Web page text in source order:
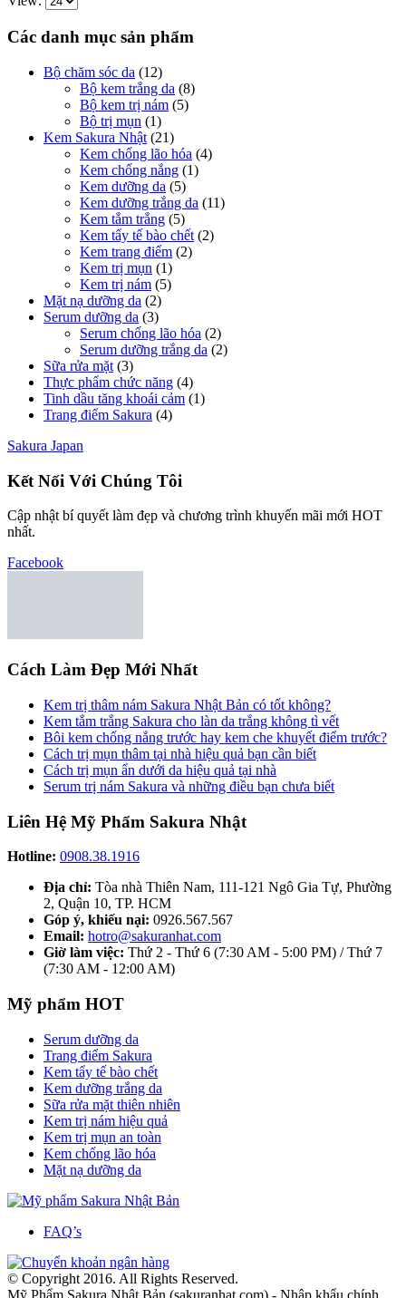
Các danh mục sản phẩm
Bộ chăm sóc da (12)
Bộ kem trắng da (8)
Bộ kem trị nám (5)
Bộ trị mụn (1)
Kem Sakura Nhật (21)
Kem chống lão hóa (4)
Kem chống nắng (1)
Kem dưỡng da (5)
Kem dưỡng trắng da (11)
Kem tắm trắng (5)
Kem tẩy tế bào chết (2)
Kem trang điểm (2)
Kem trị mụn (1)
Kem trị nám (5)
Mặt nạ dưỡng da (2)
Serum dưỡng da (3)
Serum chống lão hóa (2)
Serum dưỡng trắng da (2)
Sữa rửa mặt (3)
Thực phẩm chức năng (4)
Tinh dầu tăng khoái cảm (1)
Trang điểm Sakura (4)
Sakura Japan
Kết Nối Với Chúng Tôi
Cập nhật bí quyết làm đẹp và chương trình khuyến mãi mới HOT
nhất.
Facebook
Cách Làm Đẹp Mới Nhất
Kem trị thâm nám Sakura Nhật Bản có tốt không?
Kem tắm trắng Sakura cho làn da trắng không tì vết
Bôi kem chống nắng trước hay kem che khuyết điểm trước?
Cách trị mụn thâm tại nhà hiệu quả bạn cần biết
Cách trị mụn ẩn dưới da hiệu quả tại nhà
Serum trị nám Sakura và những điều bạn chưa biết
Liên Hệ Mỹ Phẩm Sakura Nhật
Hotline: 0908.38.1916
Địa chỉ: Tòa nhà Thiên Nam, 111-121 Ngô Gia Tự, Phường
2, Quận 10, TP. HCM
Góp ý, khiếu nại: 0926.567.567
Email: hotro@sakuranhat.com
Giờ làm việc: Thứ 2 - Thứ 6 (7:30 AM - 5:00 PM) / Thứ 7
(7:30 AM - 12:00 AM)
Mỹ phẩm HOT
Serum dưỡng da
Trang điểm Sakura
Kem tẩy tế bào chết
Kem dưỡng trắng da
Sữa rửa mặt thiên nhiên
Kem trị nám hiệu quả
Kem trị mụn an toàn
Kem chống lão hóa
Mặt nạ dưỡng da
FAQ’s
© Copyright 2016. All Rights Reserved.
Mỹ Phẩm Sakura Nhật Bản (sakuranhat.com) - Nhập khẩu chính